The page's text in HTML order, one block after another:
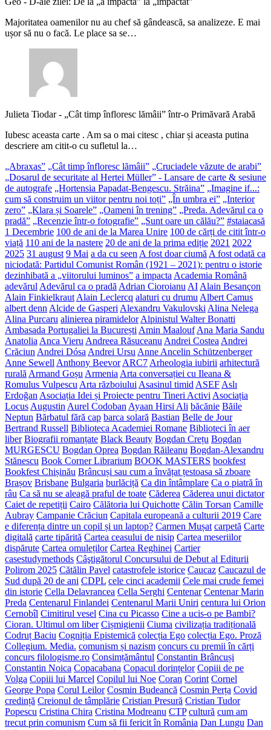
Majoritatea oamenilor nu au chef să gândească, sa analizeze. E mai
ușor să nu o facă. Le place sa se…
Julieta Tiodar- „Cât timp înfloresc lămâii” într-o Primăvară Arabă
Iubesc aceasta carte . Am sa o mai citesc , chiar și aceasta putina
descriere am citit-o cu sufletul la…
„Abraxas” „Cât timp înfloresc lămâii” „Cruciadele văzute de arabi”
„Dosarul de securitate al Hertei Müller” - Lansare de carte & sesiune
de autografe „Hortensia Papadat-Bengescu. Străina” „Imagine if...:
cum să construim un viitor pentru noi toți” „În umbra ei” „Interior
zero” „Klara și Soarele” „Oameni în trening” „Preda. Adevărul ca o
pradă” „Recenzie într-o fotografie” „Sunt oare un călău?” #staiacasă
1 Decembrie 100 de ani de la Marea Unire 100 de cărți de citit într-o
viață 110 ani de la nastere 20 de ani de la prima ediție 2021 2022
2025 31 august 9 Mai a da cu seen A fost doar ciumă A fost odată ca
niciodată: Partidul Comunist Român (1921 – 2021): pentru o istorie
dezinhibată a „viitorului luminos” a impacta Academia Română
adevărul Adevărul ca o pradă Adrian Cioroianu AI Alain Besançon
Alain Finkielkraut Alain Leclercq alaturi cu drumu Albert Camus
albert denn Alcide de Gasperi Alexandru Vakulovski Alina Nelega
Alina Purcaru alinierea piramidelor Alpinistul Walter Bonatti
Ambasada Portugaliei la București Amin Maalouf Ana Maria Sandu
Anatolia Anca Vieru Andreea Răsuceanu Andrei Costea Andrei
Crăciun Andrei Dósa Andrei Ursu Anne Ancelin Schützenberger
Anne Sewell Anthony Beevor ARC7 Arheologia iubirii arhitectură
rurală Armand Goșu Armenia Arta conversației cu Ileana &
Romulus Vulpescu Arta războiului Asasinul timid ASEF Aslı
Erdoğan Asociația Idei și Proiecte pentru Tineri Activi Asociația
Locus Augustin Aurel Codoban Ayaan Hirsi Ali băcănie Băile
Neptun Bărbatul fără cap barca solară Bastian Belle de Jour
Bertrand Russell Biblioteca Academiei Romane Biblioteci în aer
liber Biografii romanțate Black Beauty Bogdan Crețu Bogdan
MURGESCU Bogdan Oprea Bogdan Răileanu Bogdan-Alexandru
Stănescu Book Corner Librarium BOOK MASTERS bookfest
Bookfest Chișinău Brâncuși sau cum a învățat țestoasa să zboare
Brașov Brisbane Bulgaria burlăciță Ca din întâmplare Ca o piatră în
râu Ca să nu se aleagă praful de toate Căderea Căderea unui dictator
Caiet de repetiții Cairo Călătoria lui Quichotte Călin Torsan Camille
Aubray Campanie Crăciun Capitala europeană a culturii 2019 Care
e diferența dintre un copil și un laptop? Carmen Mușat carpetă Carte
digitală carte tipărită Cartea ceasului de nisip Cartea meseriilor
dispărute Cartea omuleților Cartea Reghinei Cartier
casestudymethods Câştigătorul Concursului de Debut al Editurii
Polirom 2025 Cătălin Pavel catastrofele istorice Caucaz Caucazul de
Sud după 20 de ani CDPL cele cinci academii Cele mai crude femei
din istorie Cella Delavrancea Cella Serghi Centenar Centenar Marin
Preda Centenarul Finlandei Centenarul Marii Uniri centura lui Orion
Cernobîl Cimitirul vesel Cina cu Picasso Cine a ucis-o pe Bambi?
Cioran. Ultimul om liber Cișmigienii Ciuma civilizația tradițională
Codruț Baciu Cogniția Epistemică colecția Ego colecția Ego. Proză
Collegium. Media. comunism și nazism concurs cu premii în cărți
concurs filologisme.ro Consimțământul Constantin Brâncuși
Constantin Noica Copacabana Copacul dorințelor Copiii de pe
Volga Copiii lui Marcel Copilul lui Noe Coran Corint Cornel
George Popa Corul Leilor Cosmin Budeancă Cosmin Perța Covid
credință Creionul de tâmplărie Cristian Presură Cristian Tudor
Popescu Cristina Chira Cristina Modreanu CTP cultură cum am
trecut prin comunism Cum să fii fericit în România Dan Lungu Dan